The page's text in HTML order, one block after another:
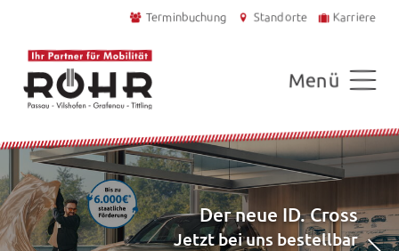
Terminbuchung Standorte Karriere
Menü
Der neue ID. Cross
Jetzt bei uns bestellbar